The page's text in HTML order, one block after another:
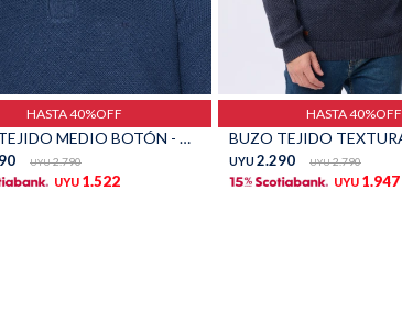
HASTA 40%OFF
BUZO TEJIDO MEDIO BOTÓN - Piedra
UYU 2.790
UYU 1.522
HASTA 40%OFF
UYU 2.290 UYU 2.790
UYU 1.947